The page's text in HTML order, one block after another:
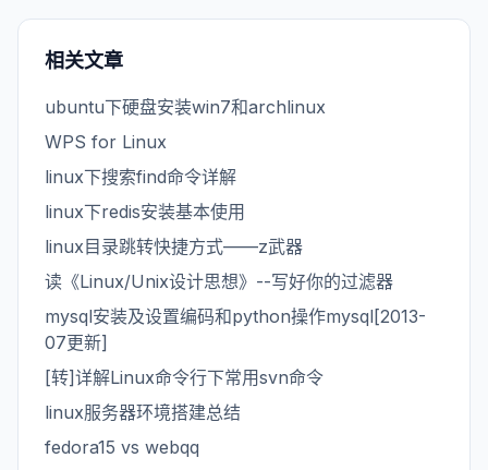
相关文章
ubuntu下硬盘安装win7和archlinux
WPS for Linux
linux下搜索find命令详解
linux下redis安装基本使用
linux目录跳转快捷方式——z武器
读《Linux/Unix设计思想》--写好你的过滤器
mysql安装及设置编码和python操作mysql[2013-
07更新]
[转]详解Linux命令行下常用svn命令
linux服务器环境搭建总结
fedora15 vs webqq